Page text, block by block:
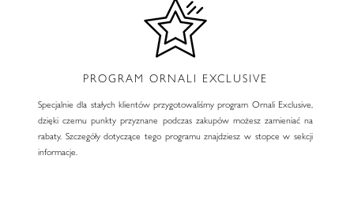
PROGRAM ORNALI EXCLUSIVE
Specjalnie dla stałych klientów przygotowaliśmy program Ornali Exclusive,
dzięki czemu punkty przyznane podczas zakupów możesz zamieniać na
rabaty. Szczegóły dotyczące tego programu znajdziesz w stopce w sekcji
informacje.